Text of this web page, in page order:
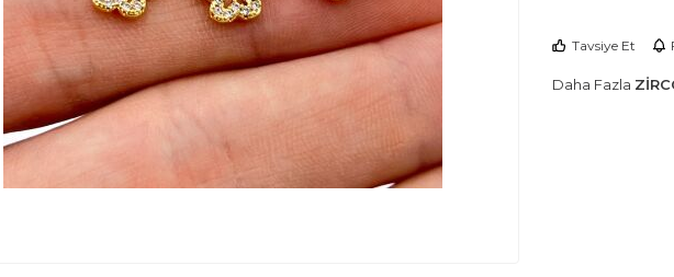
Tavsiye Et
Daha Fazla